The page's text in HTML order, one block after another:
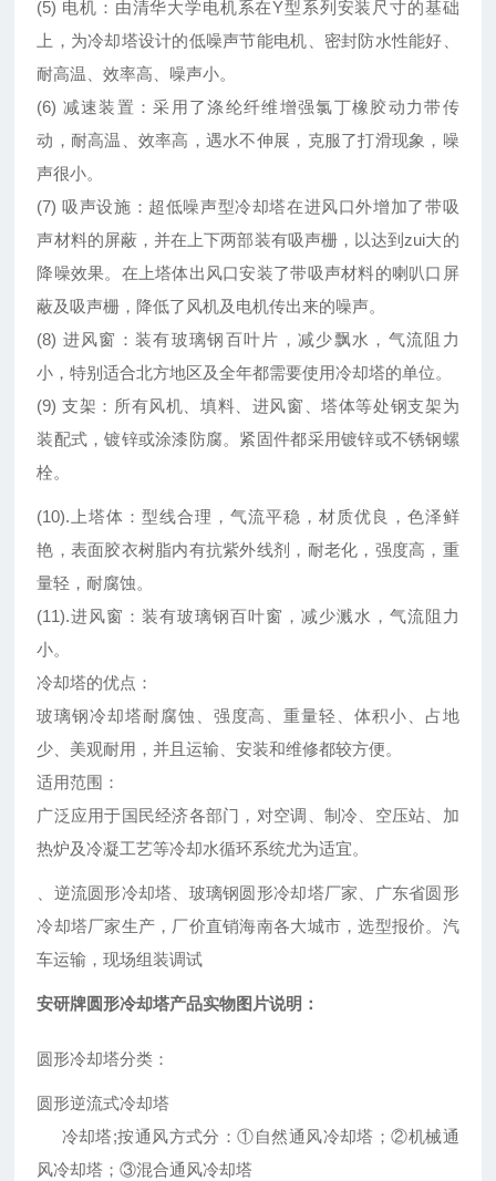
(5) 电机：由清华大学电机系在Y型系列安装尺寸的基础
上，为冷却塔设计的低噪声节能电机、密封防水性能好、
耐高温、效率高、噪声小。
(6) 减速装置：采用了涤纶纤维增强氯丁橡胶动力带传
动，耐高温、效率高，遇水不伸展，克服了打滑现象，噪
声很小。
(7) 吸声设施：超低噪声型冷却塔在进风口外增加了带吸
声材料的屏蔽，并在上下两部装有吸声栅，以达到zui大的
降噪效果。在上塔体出风口安装了带吸声材料的喇叭口屏
蔽及吸声栅，降低了风机及电机传出来的噪声。
(8) 进风窗：装有玻璃钢百叶片，减少飘水，气流阻力
小，特别适合北方地区及全年都需要使用冷却塔的单位。
(9) 支架：所有风机、填料、进风窗、塔体等处钢支架为
装配式，镀锌或涂漆防腐。紧固件都采用镀锌或不锈钢螺
栓。
(10).上塔体：型线合理，气流平稳，材质优良，色泽鲜
艳，表面胶衣树脂内有抗紫外线剂，耐老化，强度高，重
量轻，耐腐蚀。
(11).进风窗：装有玻璃钢百叶窗，减少溅水，气流阻力
小。
冷却塔的优点：
玻璃钢冷却塔耐腐蚀、强度高、重量轻、体积小、占地
少、美观耐用，并且运输、安装和维修都较方便。
适用范围：
广泛应用于国民经济各部门，对空调、制冷、空压站、加
热炉及冷凝工艺等冷却水循环系统尤为适宜。
、逆流圆形冷却塔、玻璃钢圆形冷却塔厂家、广东省圆形
冷却塔厂家生产，厂价直销海南各大城市，选型报价。汽
车运输，现场组装调试
安研牌圆形冷却塔产品实物图片说明：
圆形冷却塔分类：
圆形逆流式冷却塔
冷却塔;按通风方式分：①自然通风冷却塔；②机械通
风冷却塔；③混合通风冷却塔